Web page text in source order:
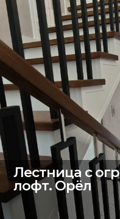
Лестница с
лофт. Орёл